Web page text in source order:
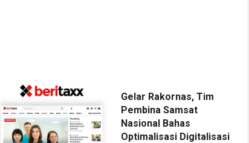
Gelar Rakornas, Tim
Pembina Samsat
Nasional Bahas
Optimalisasi Digitalisasi